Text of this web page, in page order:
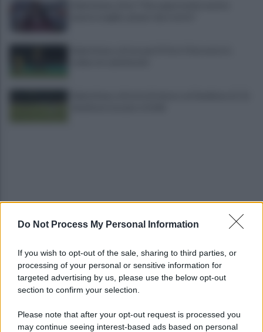
Do Not Process My Personal Information
If you wish to opt-out of the sale, sharing to third parties, or
processing of your personal or sensitive information for
targeted advertising by us, please use the below opt-out
section to confirm your selection.
Please note that after your opt-out request is processed you
may continue seeing interest-based ads based on personal
Basket, grana Warner per Scafati: il club torna sul
L'aliquota di primo intervento dei carabinieri di
Salerno compie 10 anni